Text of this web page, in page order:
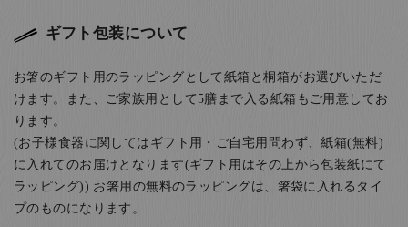
ギフト包装について
お箸のギフト用のラッピングとして紙箱と桐箱がお選びいただ
けます。また、ご家族用として5膳まで入る紙箱もご用意してお
ります。
(お子様食器に関してはギフト用・ご自宅用問わず、紙箱(無料)
に入れてのお届けとなります(ギフト用はその上から包装紙にて
ラッピング)) お箸用の無料のラッピングは、箸袋に入れるタイ
プのものになります。